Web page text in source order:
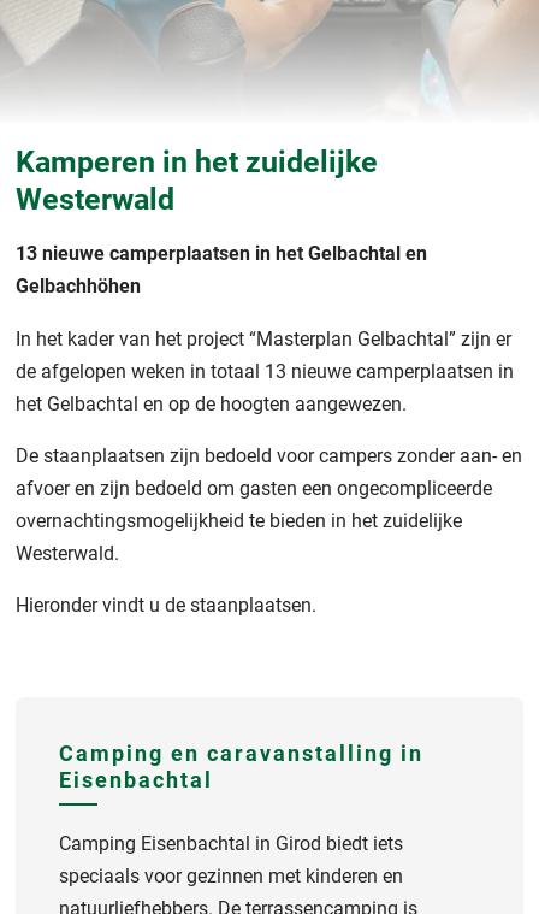
Kamperen in het zuidelijke
Westerwald
13 nieuwe camperplaatsen in het Gelbachtal en
Gelbachhöhen
In het kader van het project “Masterplan Gelbachtal” zijn er
de afgelopen weken in totaal 13 nieuwe camperplaatsen in
het Gelbachtal en op de hoogten aangewezen.
De staanplaatsen zijn bedoeld voor campers zonder aan- en
afvoer en zijn bedoeld om gasten een ongecompliceerde
overnachtingsmogelijkheid te bieden in het zuidelijke
Westerwald.
Hieronder vindt u de staanplaatsen.
Camping en caravanstalling in
Eisenbachtal
Camping Eisenbachtal in Girod biedt iets
speciaals voor gezinnen met kinderen en
natuurliefhebbers. De terrassencamping is